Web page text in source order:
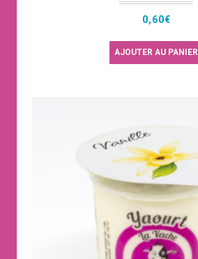
0,60€
AJOUTER AU PANIER